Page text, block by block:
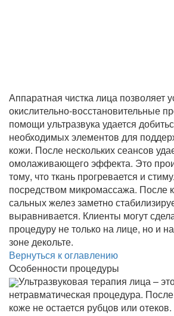
Аппаратная чистка лица позволяет
окислительно-восстановительные
помощи ультразвука удается
необходимых элементов для
кожи. После нескольких сеансов
омолаживающего эффекта. Это
тому, что ткань прогревается и
посредством микромассажа. После
сальных желез заметно
выравнивается. Клиенты могут
процедуру не только на лице, но и
зоне декольте.
Вернуться к оглавлению
Особенности процедуры
Ультразвуковая терапия лица –
нетравматическая процедура.
коже не остается рубцов или